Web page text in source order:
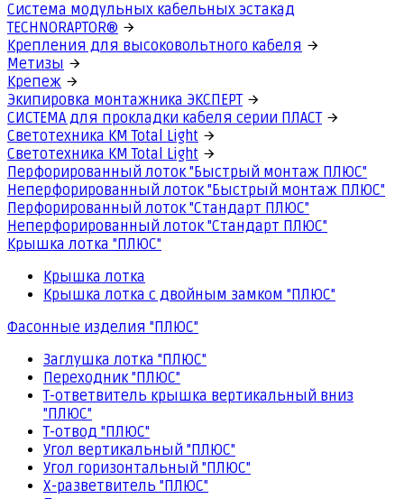
Система модульных кабельных эстакад
TECHNORAPTOR®
Крепления для высоковольтного кабеля
Метизы
Крепеж
Экипировка монтажника ЭКСПЕРТ
СИСТЕМА для прокладки кабеля серии ПЛАСТ
Светотехника КМ Total Light
Светотехника КМ Total Light
Перфорированный лоток "Быстрый монтаж ПЛЮС"
Неперфорированный лоток "Быстрый монтаж ПЛЮС"
Перфорированный лоток "Стандарт ПЛЮС"
Неперфорированный лоток "Стандарт ПЛЮС"
Крышка лотка "ПЛЮС"
Крышка лотка
Крышка лотка с двойным замком "ПЛЮС"
Фасонные изделия "ПЛЮС"
Заглушка лотка "ПЛЮС"
Переходник "ПЛЮС"
Т-ответвитель крышка вертикальный вниз
"ПЛЮС"
Т-отвод "ПЛЮС"
Угол вертикальный "ПЛЮС"
Угол горизонтальный "ПЛЮС"
Х-разветвитель "ПЛЮС"